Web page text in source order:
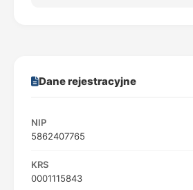
Dane rejestracyjne
NIP
5862407765
KRS
0001115843